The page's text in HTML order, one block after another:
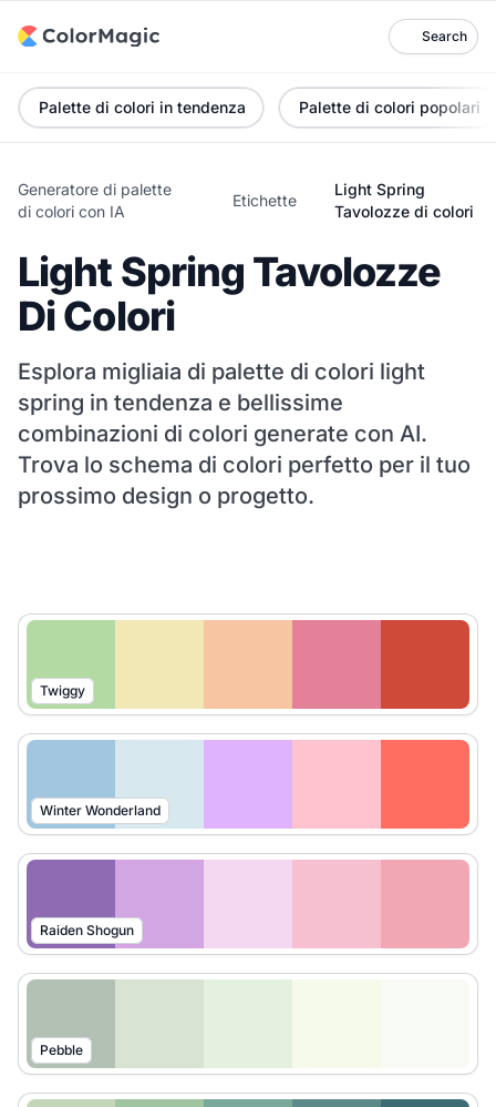
Search
Palette di colori in tendenza Palette di colori popolari
Generatore di palette
di colori con IA
Etichette
Light Spring
Tavolozze di colori
Light Spring Tavolozze
Di Colori
Esplora migliaia di palette di colori light
spring in tendenza e bellissime
combinazioni di colori generate con AI.
Trova lo schema di colori perfetto per il tuo
prossimo design o progetto.
Twiggy
Winter Wonderland
Raiden Shogun
Pebble